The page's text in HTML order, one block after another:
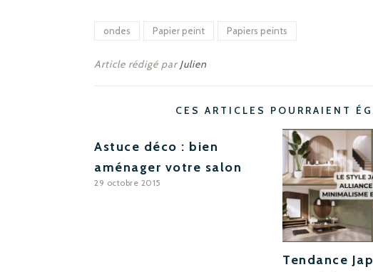
ondes Papier peint Papiers peints
Article rédigé par Julien
CES ARTICLES POURRAIENT
Astuce déco : bien
aménager votre salon
29 octobre 2015
Tendance